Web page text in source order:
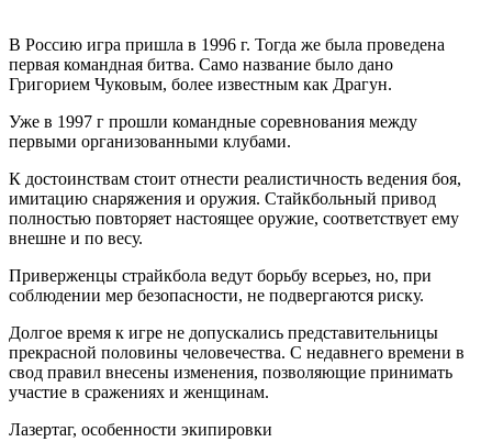
В Россию игра пришла в 1996 г. Тогда же была проведена
первая командная битва. Само название было дано
Григорием Чуковым, более известным как Драгун.
Уже в 1997 г прошли командные соревнования между
первыми организованными клубами.
К достоинствам стоит отнести реалистичность ведения боя,
имитацию снаряжения и оружия. Стайкбольный привод
полностью повторяет настоящее оружие, соответствует ему
внешне и по весу.
Приверженцы страйкбола ведут борьбу всерьез, но, при
соблюдении мер безопасности, не подвергаются риску.
Долгое время к игре не допускались представительницы
прекрасной половины человечества. С недавнего времени в
свод правил внесены изменения, позволяющие принимать
участие в сражениях и женщинам.
Лазертаг, особенности экипировки